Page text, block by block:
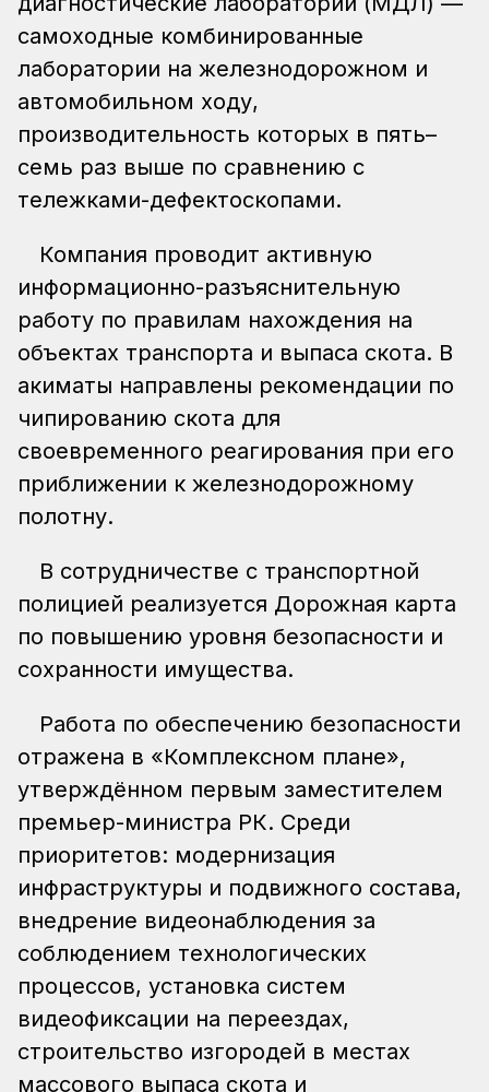
самоходные комбинированные
лаборатории на железнодорожном и
автомобильном ходу,
производительность которых в пять–
семь раз выше по сравнению с
тележками-дефектоскопами.
Компания проводит активную
информационно-разъяснительную
работу по правилам нахождения на
объектах транспорта и выпаса скота. В
акиматы направлены рекомендации по
чипированию скота для
своевременного реагирования при его
приближении к железнодорожному
полотну.
В сотрудничестве с транспортной
полицией реализуется Дорожная карта
по повышению уровня безопасности и
сохранности имущества.
Работа по обеспечению безопасности
отражена в «Комплексном плане»,
утверждённом первым заместителем
премьер-министра РК. Среди
приоритетов: модернизация
инфраструктуры и подвижного состава,
внедрение видеонаблюдения за
соблюдением технологических
процессов, установка систем
видеофиксации на переездах,
строительство изгородей в местах
массового выпаса скота и